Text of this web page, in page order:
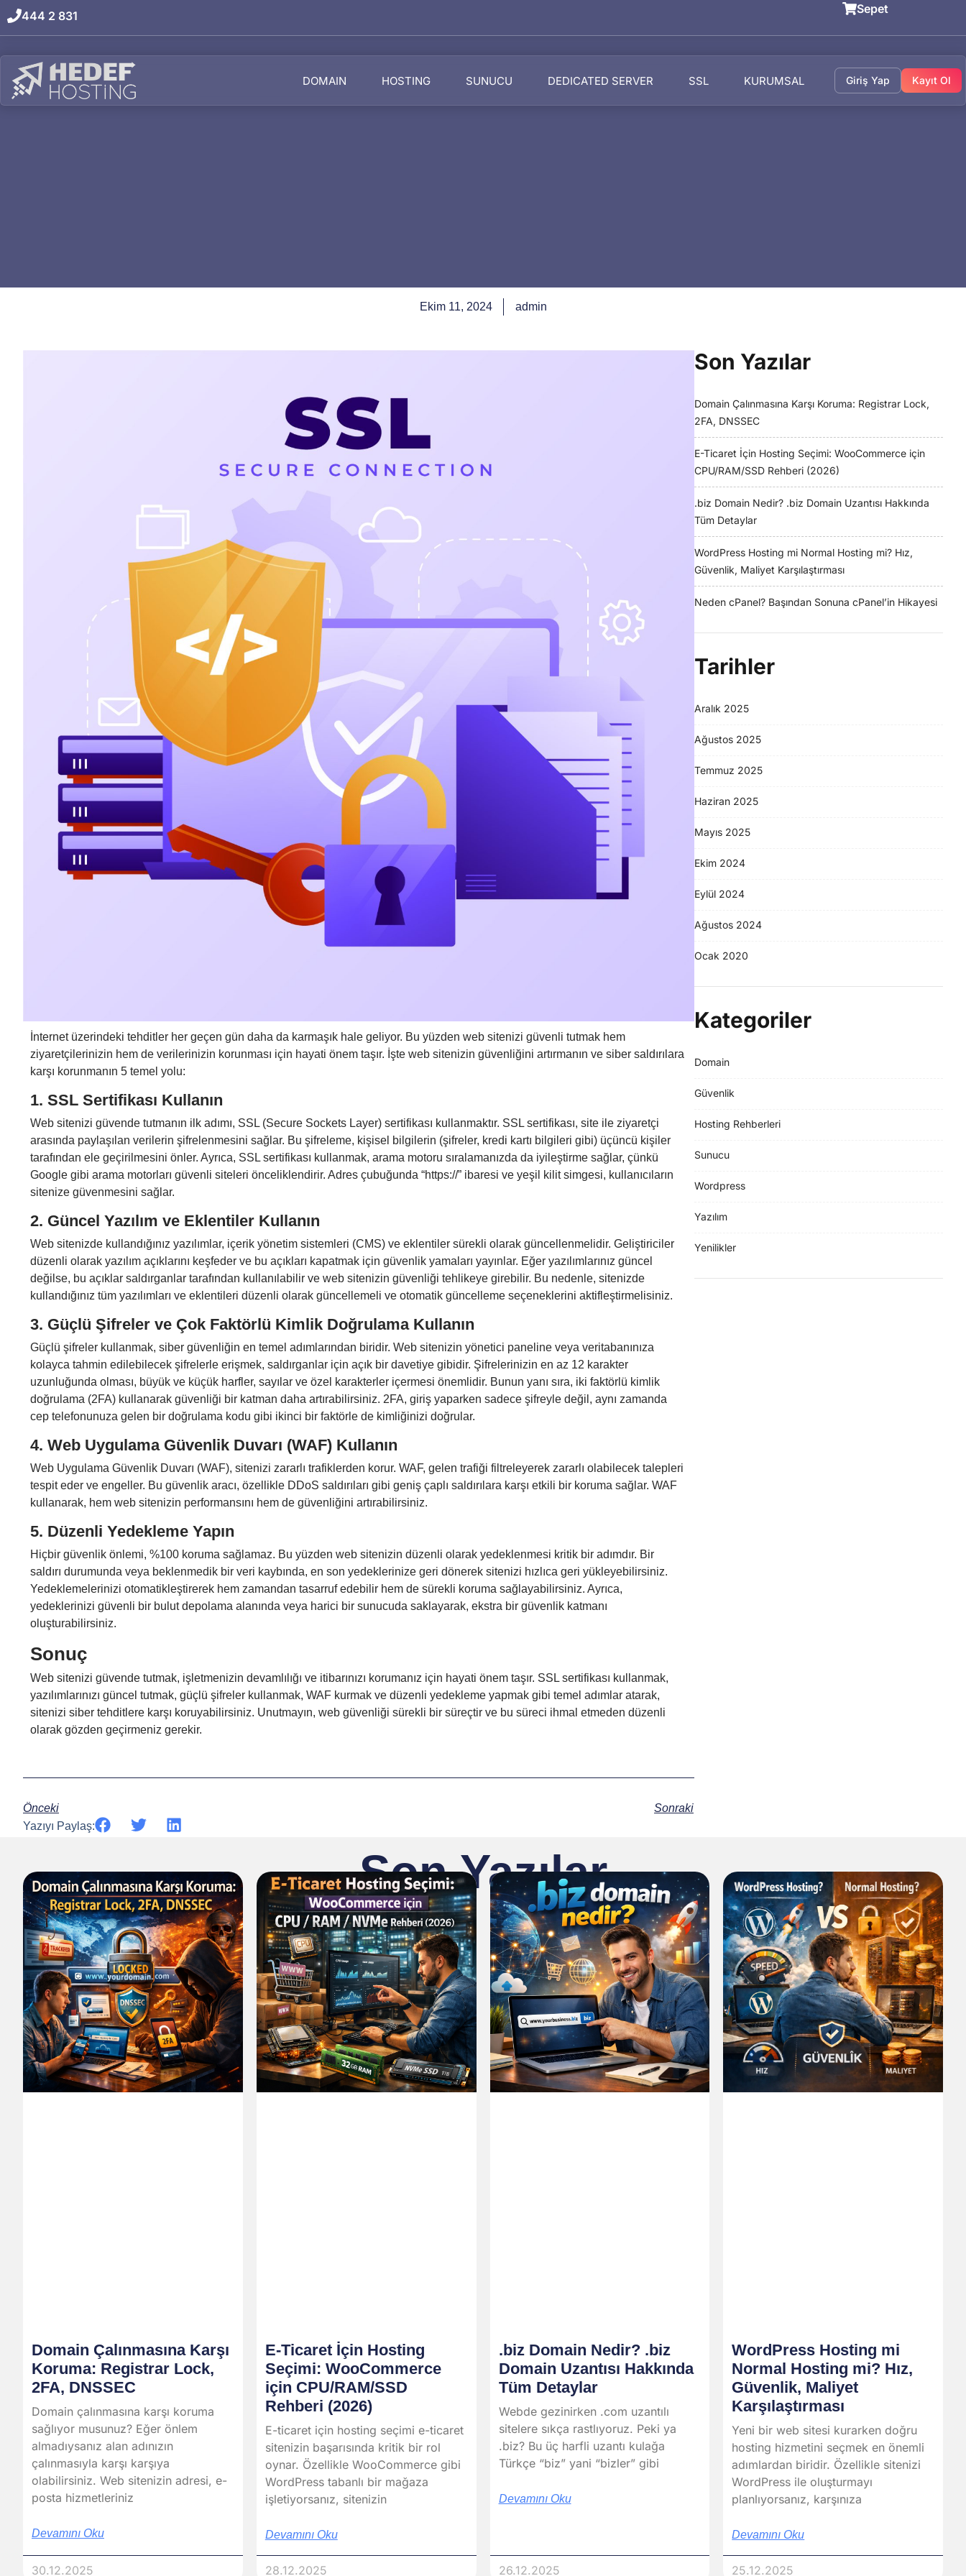
DOMAIN HOSTING SUNUCU DEDICATED SERVER SSL KURUMSAL Giriş Yap Kayıt Ol
444 2 831 Sepet
Ekim 11, 2024 admin
İnternet üzerindeki tehditler her geçen gün daha da karmaşık hale geliyor. Bu yüzden web sitenizi güvenli tutmak hem
ziyaretçilerinizin hem de verilerinizin korunması için hayati önem taşır. İşte web sitenizin güvenliğini artırmanın ve siber saldırılara
karşı korunmanın 5 temel yolu:
1. SSL Sertifikası Kullanın
Web sitenizi güvende tutmanın ilk adımı, SSL (Secure Sockets Layer) sertifikası kullanmaktır. SSL sertifikası, site ile ziyaretçi
arasında paylaşılan verilerin şifrelenmesini sağlar. Bu şifreleme, kişisel bilgilerin (şifreler, kredi kartı bilgileri gibi) üçüncü kişiler
tarafından ele geçirilmesini önler. Ayrıca, SSL sertifikası kullanmak, arama motoru sıralamanızda da iyileştirme sağlar, çünkü
Google gibi arama motorları güvenli siteleri önceliklendirir. Adres çubuğunda “https://” ibaresi ve yeşil kilit simgesi, kullanıcıların
sitenize güvenmesini sağlar.
2. Güncel Yazılım ve Eklentiler Kullanın
Web sitenizde kullandığınız yazılımlar, içerik yönetim sistemleri (CMS) ve eklentiler sürekli olarak güncellenmelidir. Geliştiriciler
düzenli olarak yazılım açıklarını keşfeder ve bu açıkları kapatmak için güvenlik yamaları yayınlar. Eğer yazılımlarınız güncel
değilse, bu açıklar saldırganlar tarafından kullanılabilir ve web sitenizin güvenliği tehlikeye girebilir. Bu nedenle, sitenizde
kullandığınız tüm yazılımları ve eklentileri düzenli olarak güncellemeli ve otomatik güncelleme seçeneklerini aktifleştirmelisiniz.
3. Güçlü Şifreler ve Çok Faktörlü Kimlik Doğrulama Kullanın
Güçlü şifreler kullanmak, siber güvenliğin en temel adımlarından biridir. Web sitenizin yönetici paneline veya veritabanınıza
kolayca tahmin edilebilecek şifrelerle erişmek, saldırganlar için açık bir davetiye gibidir. Şifrelerinizin en az 12 karakter
uzunluğunda olması, büyük ve küçük harfler, sayılar ve özel karakterler içermesi önemlidir. Bunun yanı sıra, iki faktörlü kimlik
doğrulama (2FA) kullanarak güvenliği bir katman daha artırabilirsiniz. 2FA, giriş yaparken sadece şifreyle değil, aynı zamanda
cep telefonunuza gelen bir doğrulama kodu gibi ikinci bir faktörle de kimliğinizi doğrular.
4. Web Uygulama Güvenlik Duvarı (WAF) Kullanın
Web Uygulama Güvenlik Duvarı (WAF), sitenizi zararlı trafiklerden korur. WAF, gelen trafiği filtreleyerek zararlı olabilecek talepleri
tespit eder ve engeller. Bu güvenlik aracı, özellikle DDoS saldırıları gibi geniş çaplı saldırılara karşı etkili bir koruma sağlar. WAF
kullanarak, hem web sitenizin performansını hem de güvenliğini artırabilirsiniz.
5. Düzenli Yedekleme Yapın
Hiçbir güvenlik önlemi, %100 koruma sağlamaz. Bu yüzden web sitenizin düzenli olarak yedeklenmesi kritik bir adımdır. Bir
saldırı durumunda veya beklenmedik bir veri kaybında, en son yedeklerinize geri dönerek sitenizi hızlıca geri yükleyebilirsiniz.
Yedeklemelerinizi otomatikleştirerek hem zamandan tasarruf edebilir hem de sürekli koruma sağlayabilirsiniz. Ayrıca,
yedeklerinizi güvenli bir bulut depolama alanında veya harici bir sunucuda saklayarak, ekstra bir güvenlik katmanı
oluşturabilirsiniz.
Sonuç
Web sitenizi güvende tutmak, işletmenizin devamlılığı ve itibarınızı korumanız için hayati önem taşır. SSL sertifikası kullanmak,
yazılımlarınızı güncel tutmak, güçlü şifreler kullanmak, WAF kurmak ve düzenli yedekleme yapmak gibi temel adımlar atarak,
sitenizi siber tehditlere karşı koruyabilirsiniz. Unutmayın, web güvenliği sürekli bir süreçtir ve bu süreci ihmal etmeden düzenli
olarak gözden geçirmeniz gerekir.
Önceki
Sonraki
Yazıyı Paylaş:
Son Yazılar
Domain Çalınmasına Karşı Koruma: Registrar Lock,
2FA, DNSSEC
E-Ticaret İçin Hosting Seçimi: WooCommerce için
CPU/RAM/SSD Rehberi (2026)
.biz Domain Nedir? .biz Domain Uzantısı Hakkında
Tüm Detaylar
WordPress Hosting mi Normal Hosting mi? Hız,
Güvenlik, Maliyet Karşılaştırması
Neden cPanel? Başından Sonuna cPanel’in Hikayesi
Tarihler
Aralık 2025
Ağustos 2025
Temmuz 2025
Haziran 2025
Mayıs 2025
Ekim 2024
Eylül 2024
Ağustos 2024
Ocak 2020
Kategoriler
Domain
Güvenlik
Hosting Rehberleri
Sunucu
Wordpress
Yazılım
Yenilikler
Son Yazılar
Domain Çalınmasına Karşı
Koruma: Registrar Lock,
2FA, DNSSEC
Domain çalınmasına karşı koruma
sağlıyor musunuz? Eğer önlem
almadıysanız alan adınızın
çalınmasıyla karşı karşıya
olabilirsiniz. Web sitenizin adresi, e-
posta hizmetleriniz
Devamını Oku
30.12.2025
E-Ticaret İçin Hosting
Seçimi: WooCommerce
için CPU/RAM/SSD
Rehberi (2026)
E-ticaret için hosting seçimi e-ticaret
sitenizin başarısında kritik bir rol
oynar. Özellikle WooCommerce gibi
WordPress tabanlı bir mağaza
işletiyorsanız, sitenizin
Devamını Oku
28.12.2025
.biz Domain Nedir? .biz
Domain Uzantısı Hakkında
Tüm Detaylar
Webde gezinirken .com uzantılı
sitelere sıkça rastlıyoruz. Peki ya
.biz? Bu üç harfli uzantı kulağa
Türkçe “biz” yani “bizler” gibi
Devamını Oku
26.12.2025
WordPress Hosting mi
Normal Hosting mi? Hız,
Güvenlik, Maliyet
Karşılaştırması
Yeni bir web sitesi kurarken doğru
hosting hizmetini seçmek en önemli
adımlardan biridir. Özellikle sitenizi
WordPress ile oluşturmayı
planlıyorsanız, karşınıza
Devamını Oku
25.12.2025